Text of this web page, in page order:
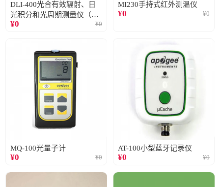
DLI-400光合有效辐射、日
光积分和光周期测量仪（仅
阳光）
¥0 ¥0
MI230手持式红外测温仪
¥0 ¥0
MQ-100光量子计
¥0 ¥0
AT-100小型蓝牙记录仪
¥0 ¥0